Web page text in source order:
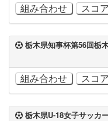
組み合わせ スコ
栃木県知事杯第56回栃
組み合わせ スコ
栃木県U-18女子サッカ